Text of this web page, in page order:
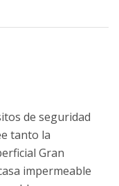
de seguridad
tanto la
Gran
impermeable